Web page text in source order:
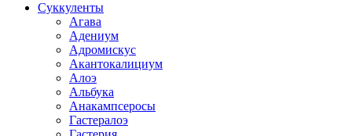
Суккуленты
Агава
Адениум
Адромискус
Акантокалициум
Алоэ
Альбука
Анакампсеросы
Гастералоэ